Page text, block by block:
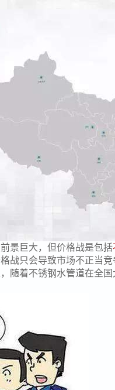
景巨大，但价格战是包括
战只会导致市场不正当
随着不锈钢水管道在全